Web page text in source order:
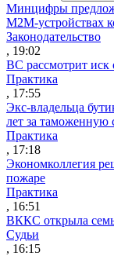
Минцифры
M2M-устройствах
Законодательство
, 19:02
ВС рассмотрит иск
Практика
, 17:55
Экс-владельца
лет за таможенную
Практика
, 17:18
Экономколлегия
пожаре
Практика
, 16:51
ВККС открыла
Судьи
, 16:15